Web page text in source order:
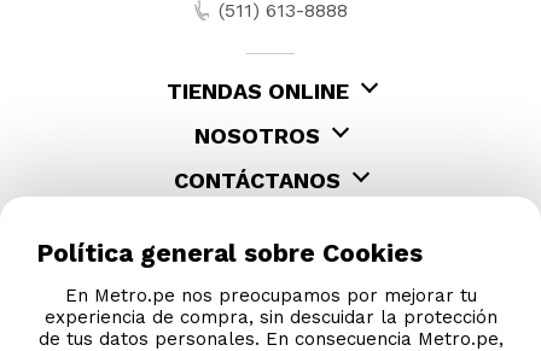
(511) 613-8888
TIENDAS ONLINE
NOSOTROS
CONTÁCTANOS
Política general sobre Cookies
En Metro.pe nos preocupamos por mejorar tu
experiencia de compra, sin descuidar la protección
de tus datos personales. En consecuencia Metro.pe,